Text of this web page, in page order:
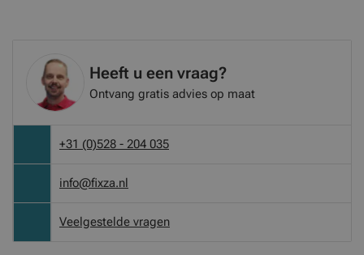
Heeft u een vraag?
Ontvang gratis advies op maat
+31 (0)528 - 204 035
info@fixza.nl
Veelgestelde vragen